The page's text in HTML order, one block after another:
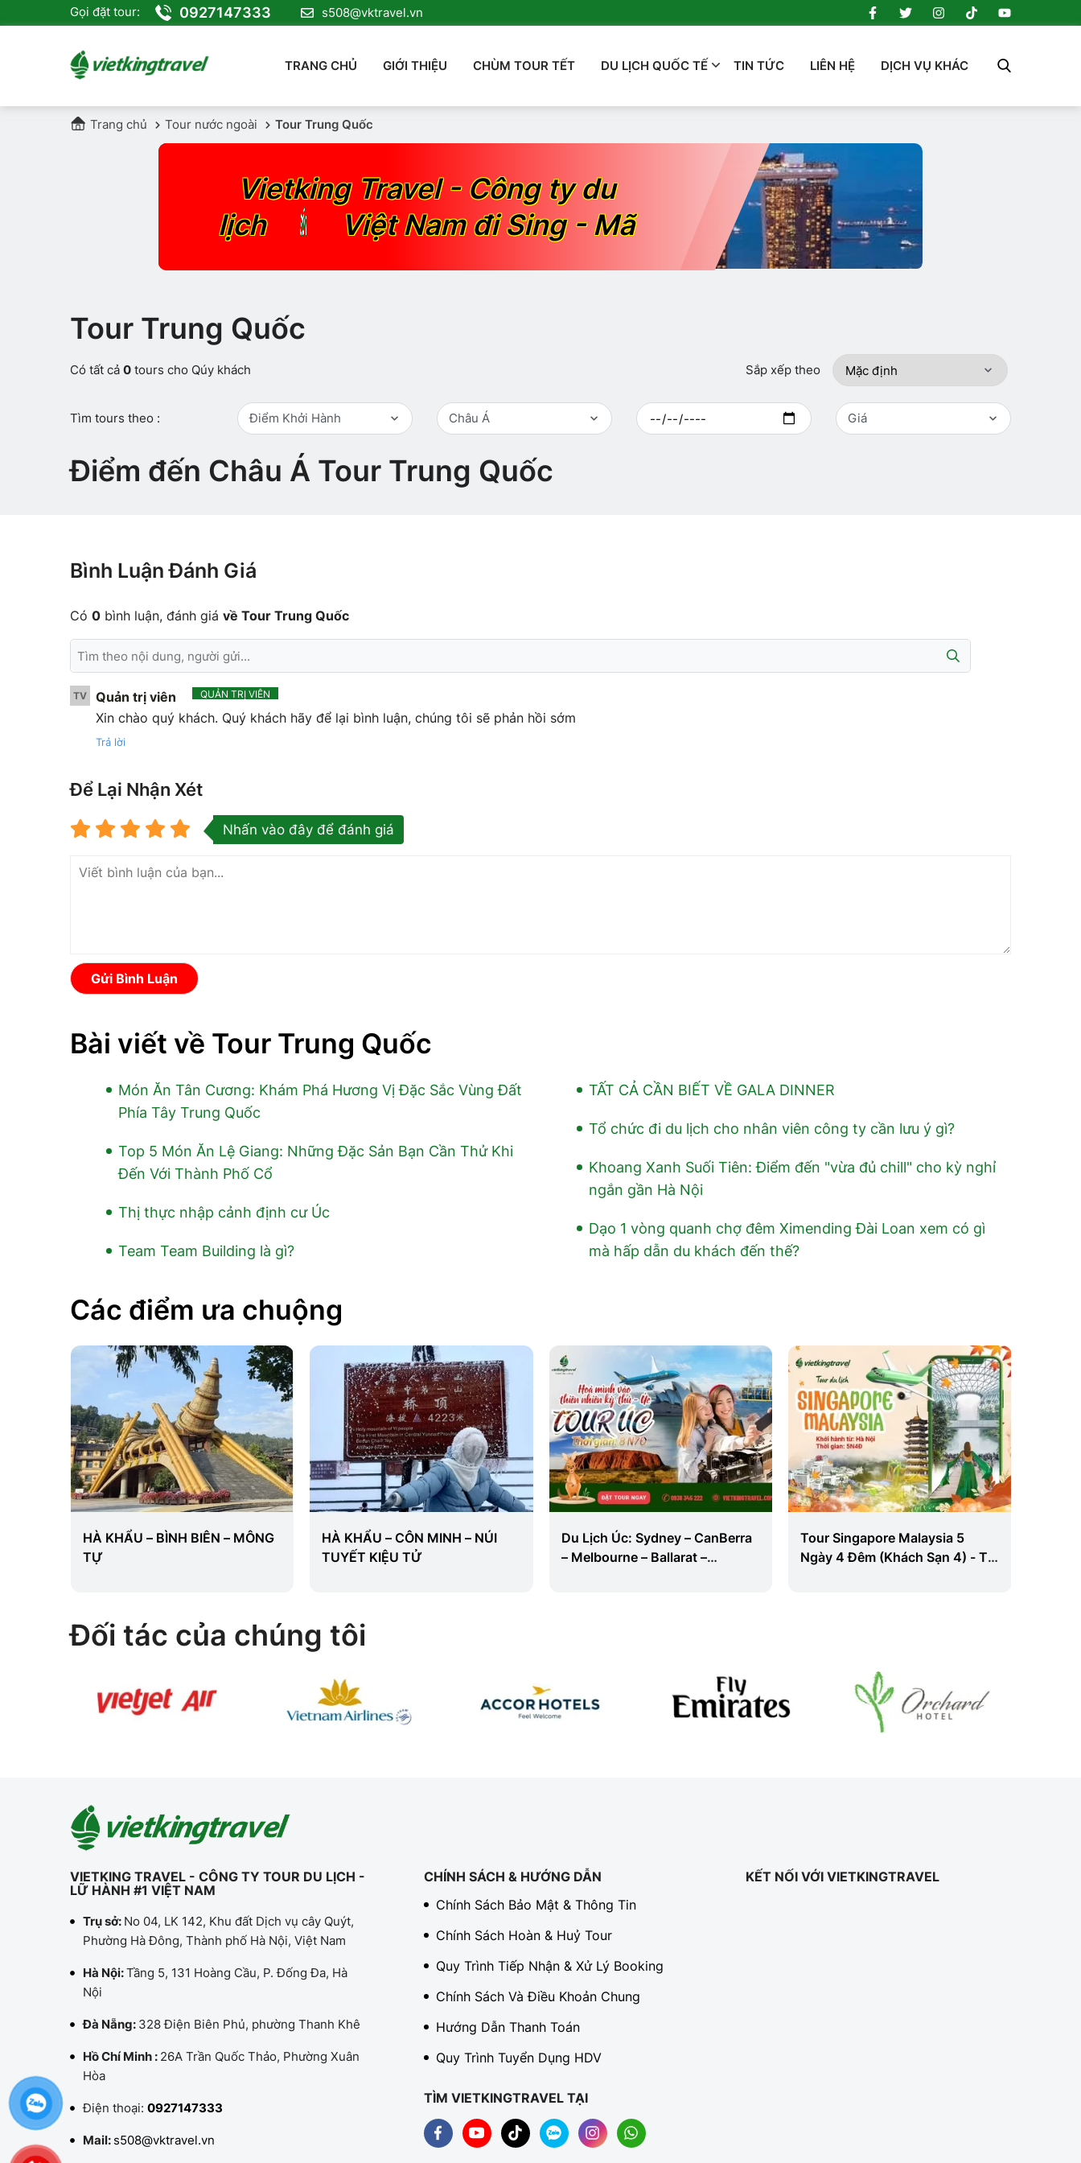
Gọi đặt tour: 0927147333 s508@vktravel.vn
TRANG CHỦ GIỚI THIỆU CHÙM TOUR TẾT DU LỊCH QUỐC TẾ TIN TỨC LIÊN HỆ DỊCH VỤ KHÁC
Trang chủ Tour nước ngoài Tour Trung Quốc
Vietking Travel - Công ty du
lịch
SỐ 1 Việt Nam đi Sing - Mã
Tour Trung Quốc
Có tất cả 0 tours cho Qúy khách Sắp xếp theo
Tìm tours theo : Điểm Khởi Hành Châu Á Giá
Điểm đến Châu Á Tour Trung Quốc
Bình Luận Đánh Giá
Có 0 bình luận, đánh giá về Tour Trung Quốc
TV Quản trị viên QUẢN TRỊ VIÊN
Xin chào quý khách. Quý khách hãy để lại bình luận, chúng tôi sẽ phản hồi sớm
Trả lời
Để Lại Nhận Xét
Nhấn vào đây để đánh giá
Gửi Bình Luận
Bài viết về Tour Trung Quốc
Món Ăn Tân Cương: Khám Phá Hương Vị Đặc Sắc Vùng Đất
Phía Tây Trung Quốc
Top 5 Món Ăn Lệ Giang: Những Đặc Sản Bạn Cần Thử Khi
Đến Với Thành Phố Cổ
Thị thực nhập cảnh định cư Úc
Team Team Building là gì?
TẤT CẢ CẦN BIẾT VỀ GALA DINNER
Tổ chức đi du lịch cho nhân viên công ty cần lưu ý gì?
Khoang Xanh Suối Tiên: Điểm đến "vừa đủ chill" cho kỳ nghỉ
ngắn gần Hà Nội
Dạo 1 vòng quanh chợ đêm Ximending Đài Loan xem có gì
mà hấp dẫn du khách đến thế?
Các điểm ưa chuộng
HÀ KHẨU – BÌNH BIÊN – MÔNG
TỰ
HÀ KHẨU – CÔN MINH – NÚI
TUYẾT KIỆU TỬ
Du Lịch Úc: Sydney – CanBerra
– Melbourne – Ballarat –
Tour Singapore Malaysia 5
Ngày 4 Đêm (Khách Sạn 4) - Từ
Đối tác của chúng tôi
VIETKING TRAVEL - CÔNG TY TOUR DU LỊCH -
LỮ HÀNH #1 VIỆT NAM
Trụ sở: No 04, LK 142, Khu đất Dịch vụ cây Quýt,
Phường Hà Đông, Thành phố Hà Nội, Việt Nam
Hà Nội:Tầng 5, 131 Hoàng Cầu, P. Đống Đa, Hà
Nội
Đà Nẵng: 328 Điện Biên Phủ, phường Thanh Khê
Hồ Chí Minh : 26A Trần Quốc Thảo, Phường Xuân
Hòa
Điện thoại: 0927147333
Mail: s508@vktravel.vn
CHÍNH SÁCH & HƯỚNG DẪN
Chính Sách Bảo Mật & Thông Tin
Chính Sách Hoàn & Huỷ Tour
Quy Trình Tiếp Nhận & Xử Lý Booking
Chính Sách Và Điều Khoản Chung
Hướng Dẫn Thanh Toán
Quy Trình Tuyển Dụng HDV
TÌM VIETKINGTRAVEL TẠI
KẾT NỐI VỚI VIETKINGTRAVEL